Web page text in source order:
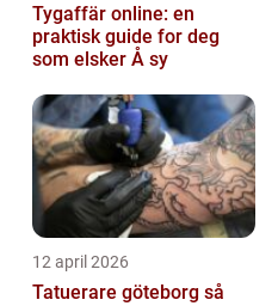
Tygaffär online: en
praktisk guide for deg
som elsker Å sy
12 april 2026
Tatuerare göteborg så